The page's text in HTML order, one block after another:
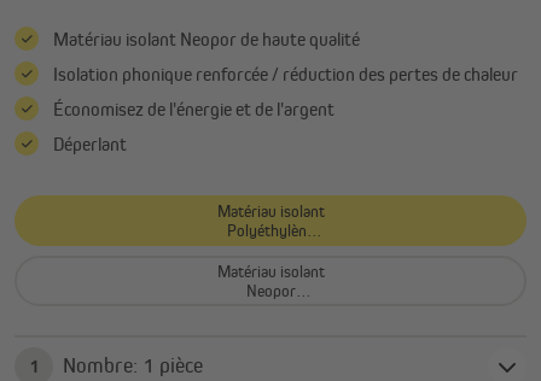
Matériau isolant Neopor de haute qualité
Isolation phonique renforcée / réduction des pertes de chaleur
Économisez de l'énergie et de l'argent
Déperlant
Matériau isolant
Polyéthylène
(0,034 W/mK)
Matériau isolant
Neopor
1 Nombre: 1 pièce